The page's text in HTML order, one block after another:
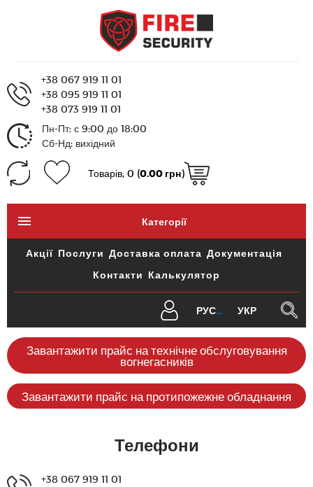
+38 067 919 11 01
+38 095 919 11 01
+38 073 919 11 01
Пн-Пт: с 9:00 до 18:00
Сб-Нд: вихідний
Товарів, 0 (0.00 грн)
Категорії
Акції Послуги Доставка оплата Документація
Контакти Калькулятор
РУС УКР
Завантажити прайс на технічне обслуговування
вогнегасників
Завантажити прайс на протипожежне обладнання
Телефони
+38 067 919 11 01